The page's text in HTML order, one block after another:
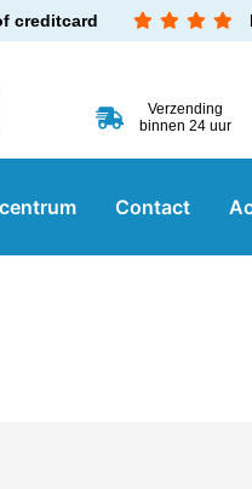
creditcard
Verzending
binnen 24 uur
Contact